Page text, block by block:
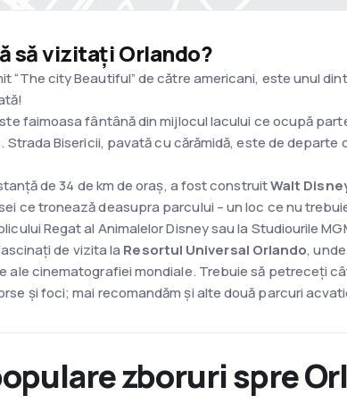
să vizitați Orlando?
“The city Beautiful” de către americani, este unul
faimoasa fântână din mijlocul lacului ce ocupă
Strada Bisericii, pavată cu cărămidă, este de
de 34 de km de oraș, a fost construitWalt
ce tronează deasupra parcului – un loc ce nu
Regat al Animalelor Disney sau la Studiourile
de vizita la Resortul Universal Orlando, unde
ale cinematografiei mondiale. Trebuie să petreceți
și foci; mai recomandăm și alte două parcuri
zboruri spre